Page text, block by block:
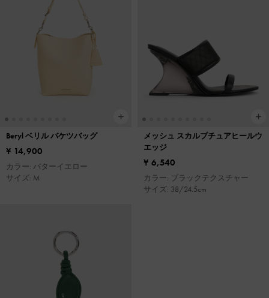
Beryl ベリル バケツバッグ
¥ 14,900
カラー: バターイエロー
サイズ: M
メッシュ スカルプチュアヒールウ
エッジ
¥ 6,540
カラー: ブラックテクスチャー
サイズ: 38/24.5cm